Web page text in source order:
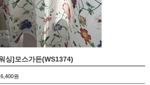
싱]모스가든(WS1374)
6,400원